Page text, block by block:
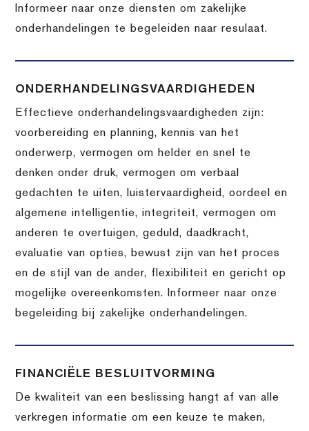
Informeer naar onze diensten om zakelijke
onderhandelingen te begeleiden naar resulaat.
ONDERHANDELINGSVAARDIGHEDEN
Effectieve onderhandelingsvaardigheden zijn:
voorbereiding en planning, kennis van het
onderwerp, vermogen om helder en snel te
denken onder druk, vermogen om verbaal
gedachten te uiten, luistervaardigheid, oordeel en
algemene intelligentie, integriteit, vermogen om
anderen te overtuigen, geduld, daadkracht,
evaluatie van opties, bewust zijn van het proces
en de stijl van de ander, flexibiliteit en gericht op
mogelijke overeenkomsten. Informeer naar onze
begeleiding bij zakelijke onderhandelingen.
FINANCIËLE BESLUITVORMING
De kwaliteit van een beslissing hangt af van alle
verkregen informatie om een keuze te maken,